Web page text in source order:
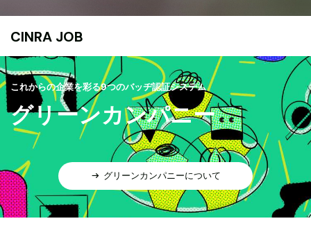
CINRA JOB
これからの企業を彩る9つのバッヂ認証システム
グリーンカンパニー
グリーンカンパニーについて